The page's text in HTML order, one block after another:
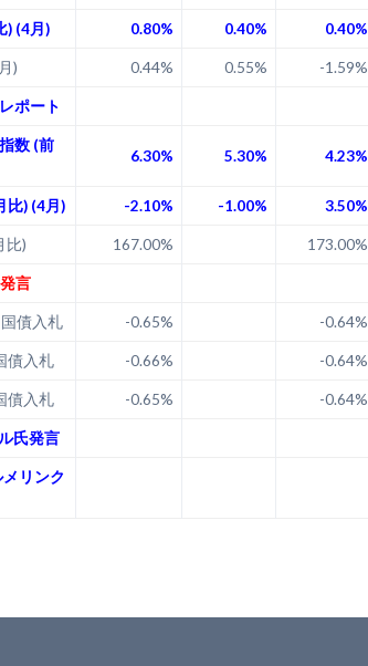
) (4月) 0.80% 0.40% 0.40%
) 0.44% 0.55% -1.59%
ポート
数 (前
6.30% 5.30% 4.23%
比) (4月) -2.10% -1.00% 3.50%
比) 167.00% 173.00%
言
債入札 -0.65% -0.64%
債入札 -0.66% -0.64%
債入札 -0.65% -0.64%
氏発言
リンク